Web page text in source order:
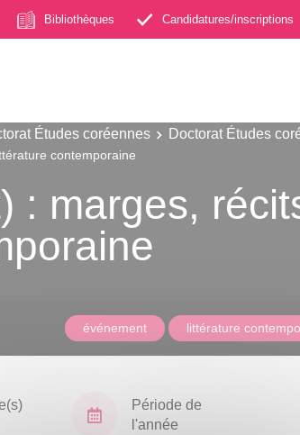
Bibliothèques Candidatures/inscriptions
Études coréennes Doctorat Études
contemporaine
: marges,
événement littérature
Période de
l'année